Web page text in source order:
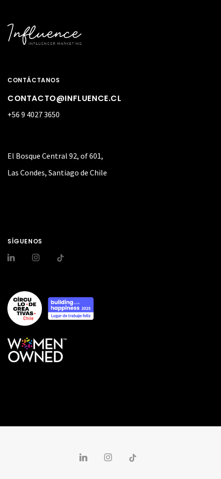
CONTÁCTANOS
CONTACTO@INFLUENCE.CL
+56 9 4027 3650
El Bosque Central 92, of 601,
Las Condes, Santiago de Chile
SÍGUENOS